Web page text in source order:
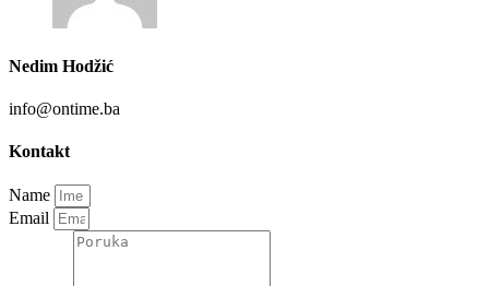
Nedim Hodžić
info@ontime.ba
Kontakt
Name
Email